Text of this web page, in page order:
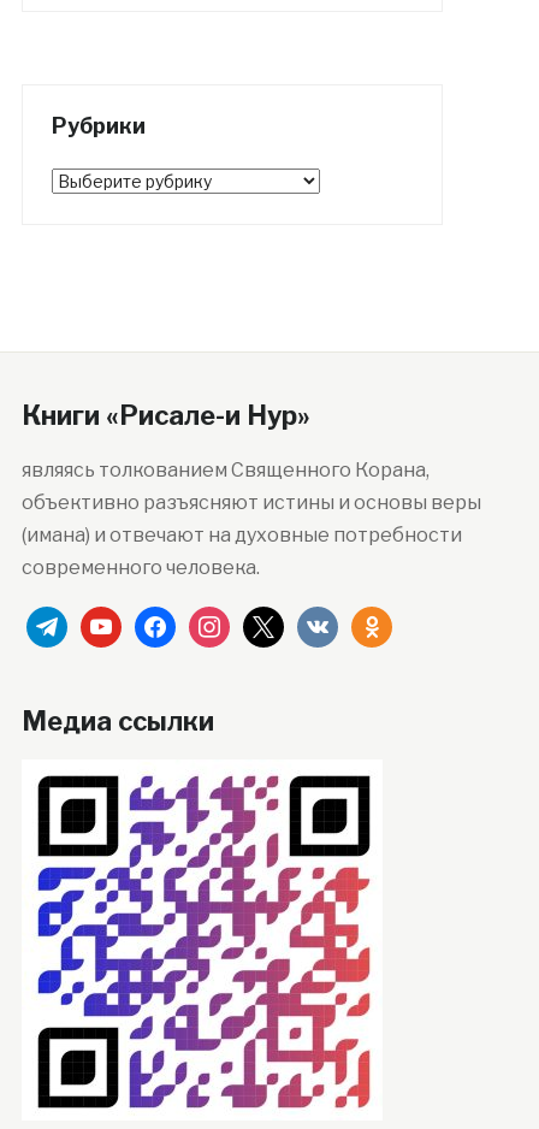
Рубрики
Рубрики
Книги «Рисале-и Нур»
являясь толкованием Священного Корана,
объективно разъясняют истины и основы веры
(имана) и отвечают на духовные потребности
современного человека.
telegramyoutubefacebookinstagram
x vkontakteodnoklassniki
Медиа ссылки